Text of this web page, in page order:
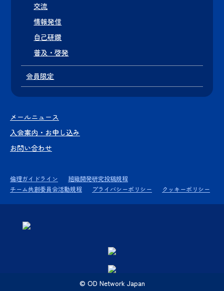
交流
情報発信
自己研鑽
普及・啓発
会員限定
メールニュース
入会案内・お申し込み
お問い合わせ
倫理ガイドライン
組織開発研究投稿規程
チーム共創委員会活動規程
プライバシーポリシー クッキーポリシー
© OD Network Japan